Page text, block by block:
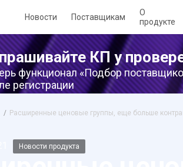
Новости Поставщикам
О
продукте
КП у
функционал «Подбор
регистрации
Расширенные ценовые группы, еще больше
Новости продукта